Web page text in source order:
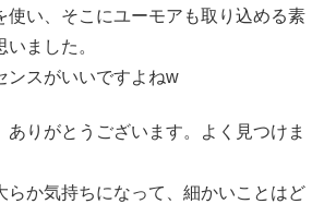
使い、そこにユーモアも取り込める素
ました。
ンスがいいですよねw
ありがとうございます。よく見つけま
らか気持ちになって、細かいことはど